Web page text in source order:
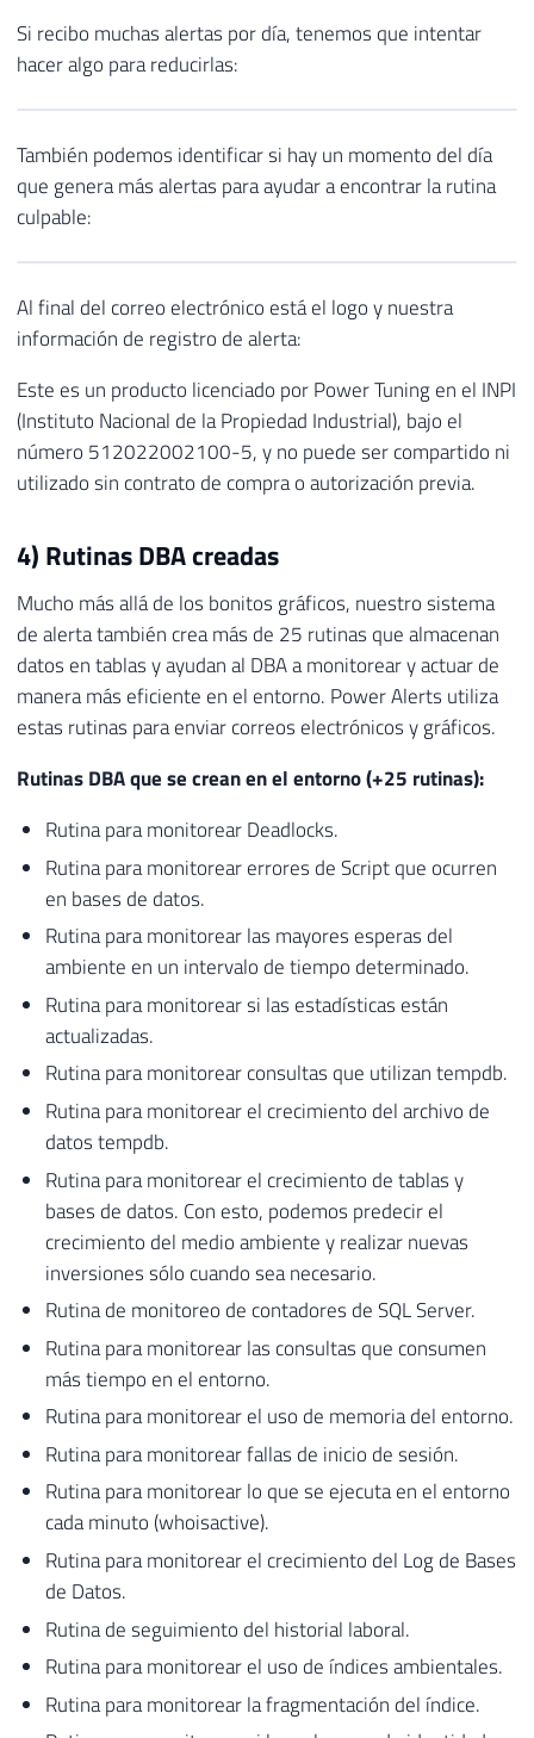
Si recibo muchas alertas por día, tenemos que intentar
hacer algo para reducirlas:
También podemos identificar si hay un momento del día
que genera más alertas para ayudar a encontrar la rutina
culpable:
Al final del correo electrónico está el logo y nuestra
información de registro de alerta:
Este es un producto licenciado por Power Tuning en el INPI
(Instituto Nacional de la Propiedad Industrial), bajo el
número 512022002100-5, y no puede ser compartido ni
utilizado sin contrato de compra o autorización previa.
4) Rutinas DBA creadas
Mucho más allá de los bonitos gráficos, nuestro sistema
de alerta también crea más de 25 rutinas que almacenan
datos en tablas y ayudan al DBA a monitorear y actuar de
manera más eficiente en el entorno. Power Alerts utiliza
estas rutinas para enviar correos electrónicos y gráficos.
Rutinas DBA que se crean en el entorno (+25 rutinas):
Rutina para monitorear Deadlocks.
Rutina para monitorear errores de Script que ocurren
en bases de datos.
Rutina para monitorear las mayores esperas del
ambiente en un intervalo de tiempo determinado.
Rutina para monitorear si las estadísticas están
actualizadas.
Rutina para monitorear consultas que utilizan tempdb.
Rutina para monitorear el crecimiento del archivo de
datos tempdb.
Rutina para monitorear el crecimiento de tablas y
bases de datos. Con esto, podemos predecir el
crecimiento del medio ambiente y realizar nuevas
inversiones sólo cuando sea necesario.
Rutina de monitoreo de contadores de SQL Server.
Rutina para monitorear las consultas que consumen
más tiempo en el entorno.
Rutina para monitorear el uso de memoria del entorno.
Rutina para monitorear fallas de inicio de sesión.
Rutina para monitorear lo que se ejecuta en el entorno
cada minuto (whoisactive).
Rutina para monitorear el crecimiento del Log de Bases
de Datos.
Rutina de seguimiento del historial laboral.
Rutina para monitorear el uso de índices ambientales.
Rutina para monitorear la fragmentación del índice.